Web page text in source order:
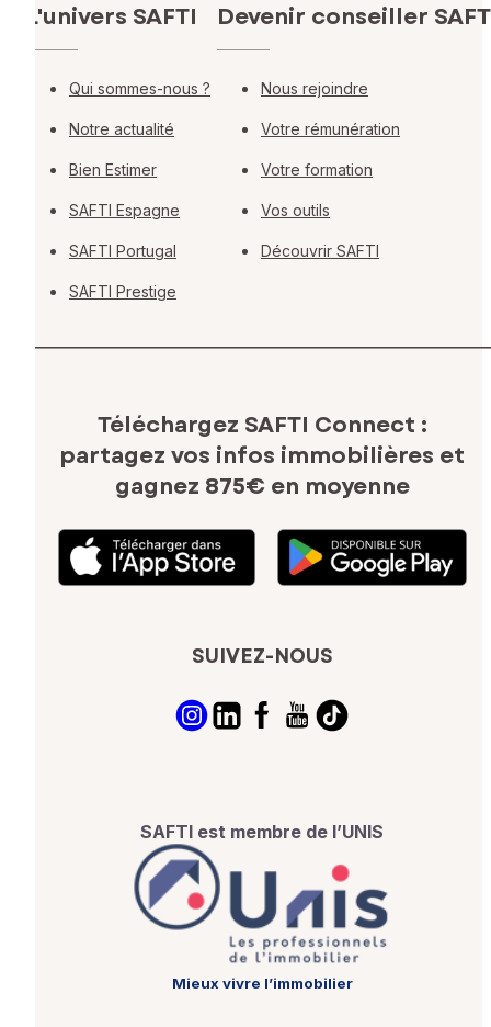
L'univers SAFTI
Qui sommes-nous ?
Notre actualité
Bien Estimer
SAFTI Espagne
SAFTI Portugal
SAFTI Prestige
Devenir conseiller
Nous rejoindre
Votre rémunération
Votre formation
Vos outils
Découvrir SAFTI
Téléchargez SAFTI Connect :
partagez vos infos immobilières et
gagnez 875€ en moyenne
SUIVEZ-NOUS
SAFTI est membre de l’UNIS
Mieux vivre l’immobilier